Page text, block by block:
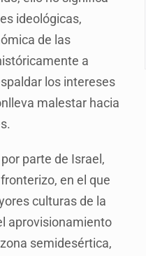
ideológicas,
de las
a
los intereses
malestar hacia
parte de Israel,
en el que
culturas de la
aprovisionamiento
semidesértica,